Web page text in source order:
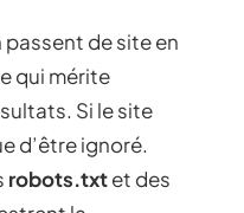
de site en
qui mérite
Si le site
d’être ignoré.
robots.txtet des